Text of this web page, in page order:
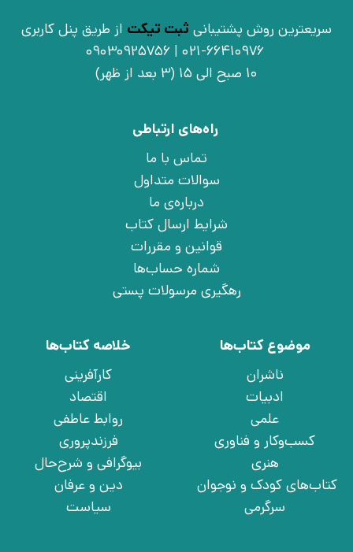
سریعترین روش پشتیبانی ثبت تیکت از طریق پنل کاربری
021-66410976 | 09030925756
10 صبح الی 15 (3 بعد از ظهر)
راه‌های ارتباطی
تماس با ما
سوالات متداول
درباره‌ی ما
شرایط ارسال کتاب
قوانین و مقررات
شماره حساب‌ها
رهگیری مرسولات پستی
موضوع کتاب‌ها
ناشران
ادبیات
علمی
کسب‌وکار و فناوری
هنری
کتاب‌های کودک و نوجوان
سرگرمی
خلاصه کتاب‌ها
کارآفرینی
اقتصاد
روابط عاطفی
فرزندپروری
بیوگرافی و شرح‌حال
دین و عرفان
سیاست